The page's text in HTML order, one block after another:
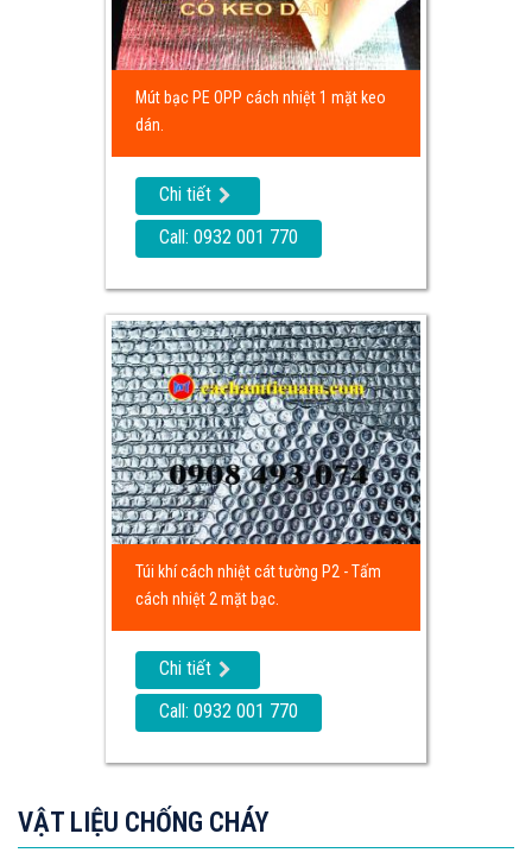
Mút bạc PE OPP cách nhiệt 1 mặt keo
dán.
Chi tiết
Call: 0932 001 770
Túi khí cách nhiệt cát tường P2 - Tấm
cách nhiệt 2 mặt bạc.
Chi tiết
Call: 0932 001 770
VẬT LIỆU CHỐNG CHÁY